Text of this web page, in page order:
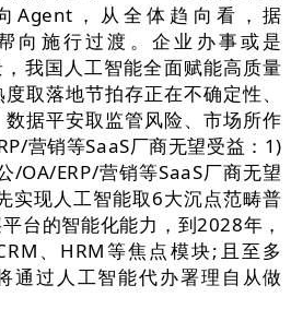
Agent，从全体趋向看，据
向施行过渡。企业办事或是
我国人工智能全面赋能高质量
取落地节拍存正在不确定性、
据平安取监管风险、市场所作
营销等SaaS厂商无望受益：1)
/OA/ERP/营销等SaaS厂商无望
实现人工智能取6大沉点范畴普
台的智能化能力，到2028年，
、HRM等焦点模块;且至多
通过人工智能代办署理自从做